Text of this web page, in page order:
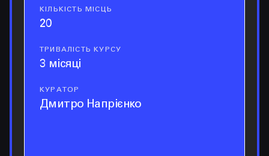
кількість місць
КІЛЬКІСТЬ МІСЦЬ
20
тривалість курсу
ТРИВАЛІСТЬ КУРСУ
3 місяці
куратор
КУРАТОР
Дмитро Напрієнко